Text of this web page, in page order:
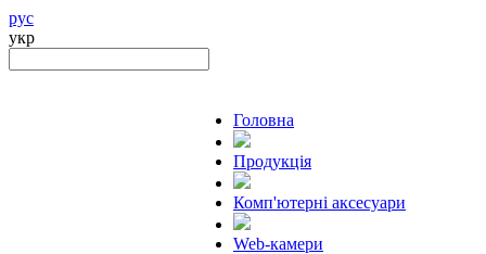
рус
укр
Головна
Продукцiя
Комп'ютерні аксесуари
Web-камери